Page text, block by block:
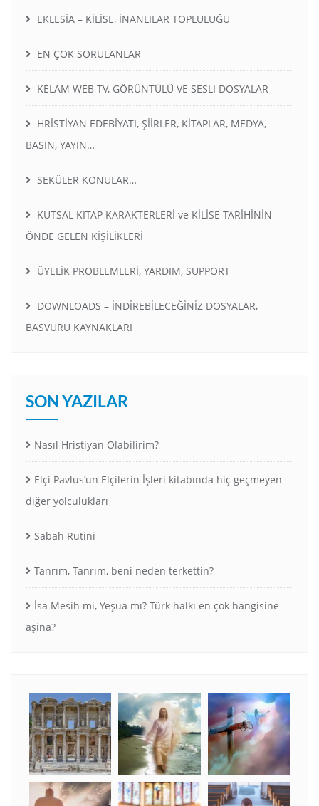
EKLESİA – KİLİSE, İNANLILAR TOPLULUĞU
EN ÇOK SORULANLAR
KELAM WEB TV, GÖRÜNTÜLÜ VE SESLI DOSYALAR
HRİSTİYAN EDEBİYATI, ŞİİRLER, KİTAPLAR, MEDYA,
BASIN, YAYIN…
SEKÜLER KONULAR…
KUTSAL KITAP KARAKTERLERİ ve KİLİSE TARİHİNİN
ÖNDE GELEN KİŞİLİKLERİ
ÜYELİK PROBLEMLERİ, YARDIM, SUPPORT
DOWNLOADS – İNDİREBİLECEĞİNİZ DOSYALAR,
BASVURU KAYNAKLARI
SON YAZILAR
Nasıl Hristiyan Olabilirim?
Elçi Pavlus’un Elçilerin İşleri kitabında hiç geçmeyen
diğer yolculukları
Sabah Rutini
Tanrım, Tanrım, beni neden terkettin?
İsa Mesih mi, Yeşua mı? Türk halkı en çok hangisine
aşina?